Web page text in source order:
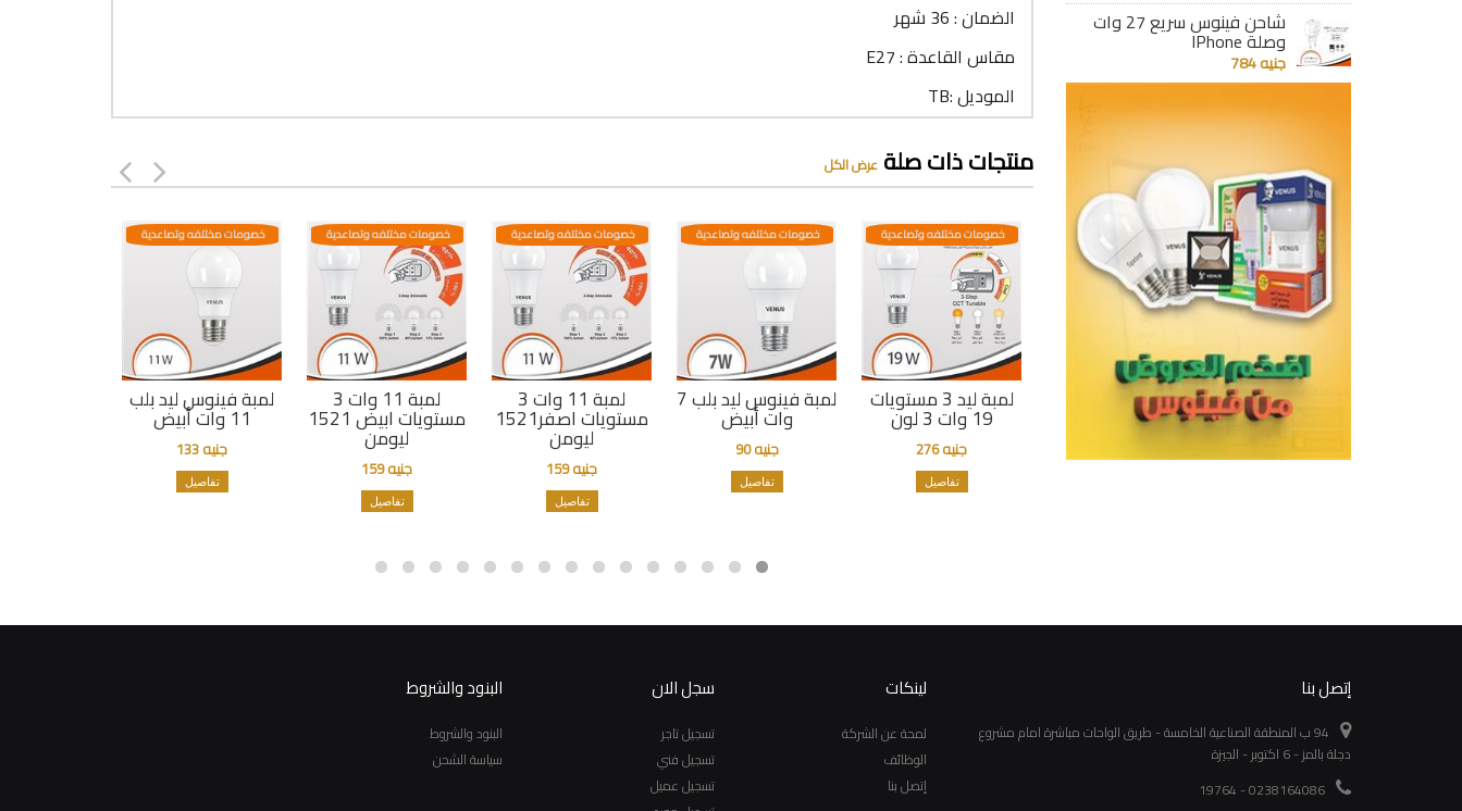
شاحن فينوس سريع 27 وات
وصلة IPhone
جنيه 784
الضمان : 36 شهر
مقاس القاعدة : E27
الموديل :TB
منتجات ذات صلةعرض الكل
لمبة فينوس ليد بلب
11 وات أبيض
خصومات مختلفه وتصاعدية
جنيه 133
تفاصيل
لمبة 11 وات 3
مستويات ابيض 1521
ليومن
خصومات مختلفه وتصاعدية
جنيه 159
تفاصيل
لمبة 11 وات 3
مستويات اصفر1521
ليومن
خصومات مختلفه وتصاعدية
جنيه 159
تفاصيل
لمبة فينوس ليد بلب 7
وات أبيض
خصومات مختلفه وتصاعدية
جنيه 90
تفاصيل
لمبة ليد 3 مستويات
19 وات 3 لون
خصومات مختلفه وتصاعدية
جنيه 276
تفاصيل
وات أبيض
خصومات مختلفه وتصاعدية
لمبة 11 وات 3
مستويات اصفر 1150
ليومن
خصومات مختلفه وتصاعدية
جنيه 115
إتصل بنا
94 ب المنطقة الصناعية الخامسة - طريق الواحات مباشرة امام مشروع
دجلة بالمز - 6 اكتوبر - الجيزة
0238164086 - 19764
لينكات
لمحة عن الشركة
الوظائف
إتصل بنا
سجل الان
تسجيل تاجر
تسجيل فني
تسجيل عميل
البنود والشروط
البنود والشروط
سياسة الشحن